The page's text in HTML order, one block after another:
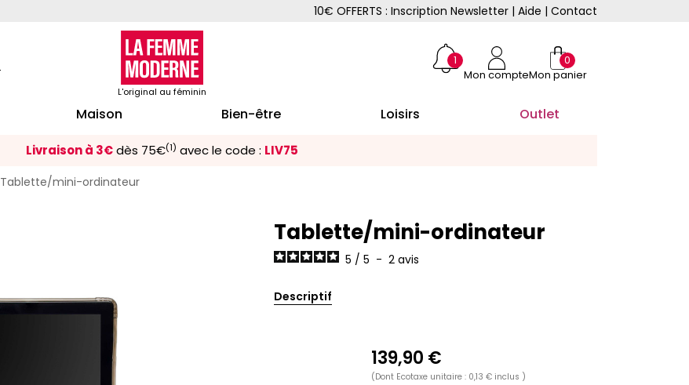
10€ OFFERTS : Inscription Newsletter | Aide | Contact
L'original au féminin
1
Mon compteMon panier
0
Maison Bien-être Loisirs Outlet
Livraison à 3€ dès 75€(1) avec le code : LIV75
Tablette/mini-ordinateur
Tablette/mini-ordinateur
5 / 5 - 2 avis
Descriptif
139,90 €
(Dont Ecotaxe unitaire : 0,13 € inclus )